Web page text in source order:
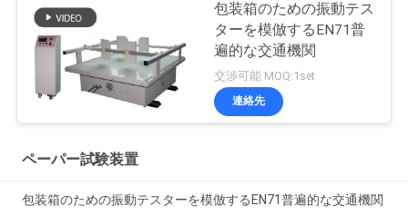
包装箱のための振動テス
ターを模倣するEN71普
遍的な交通機関
交渉可能 MOQ:1set
連絡先
ペーパー試験装置
包装箱のための振動テスターを模倣するEN71普遍的な交通機関